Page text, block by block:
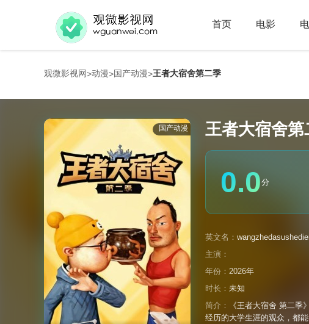
首页 电影
观微影视网>动漫>国产动漫>王者大宿舍第二季
国产动漫 王者大宿舍第
0.0分
英文名：
主演：
年份： 2026年
时长： 未知
简介：
《王者大宿舍 第二
经历的大学生涯的观众，都